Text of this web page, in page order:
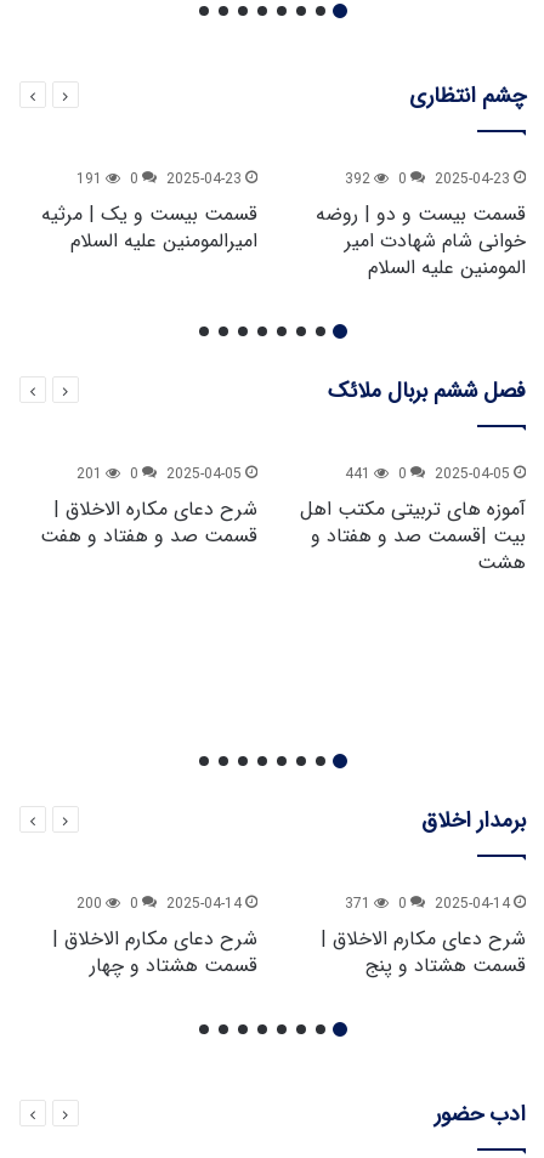
چشم انتظاری
2025-04-23
0
392
قسمت بیست و دو | روضه
خوانی شام شهادت امیر
المومنین علیه السلام
2025-04-23
0
191
قسمت بیست و یک | مرثیه
امیرالمومنین علیه السلام
فصل ششم بربال ملائک
2025-04-05
0
441
آموزه های تربیتی مکتب اهل
بیت |قسمت صد و هفتاد و
هشت
2025-04-05
0
201
شرح دعای مکاره الاخلاق |
قسمت صد و هفتاد و هفت
برمدار اخلاق
2025-04-14
0
371
شرح دعای مکارم الاخلاق |
قسمت هشتاد و پنج
2025-04-14
0
200
شرح دعای مکارم الاخلاق |
قسمت هشتاد و چهار
ادب حضور